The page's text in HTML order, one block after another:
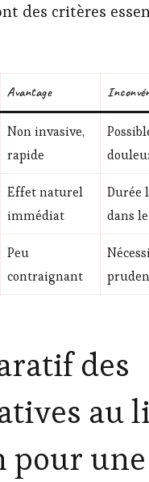
des critères
Avantage
Non invasive,
rapide
Effet naturel
immédiat
Durée
dans
Peu
contraignant
des
au
pour une